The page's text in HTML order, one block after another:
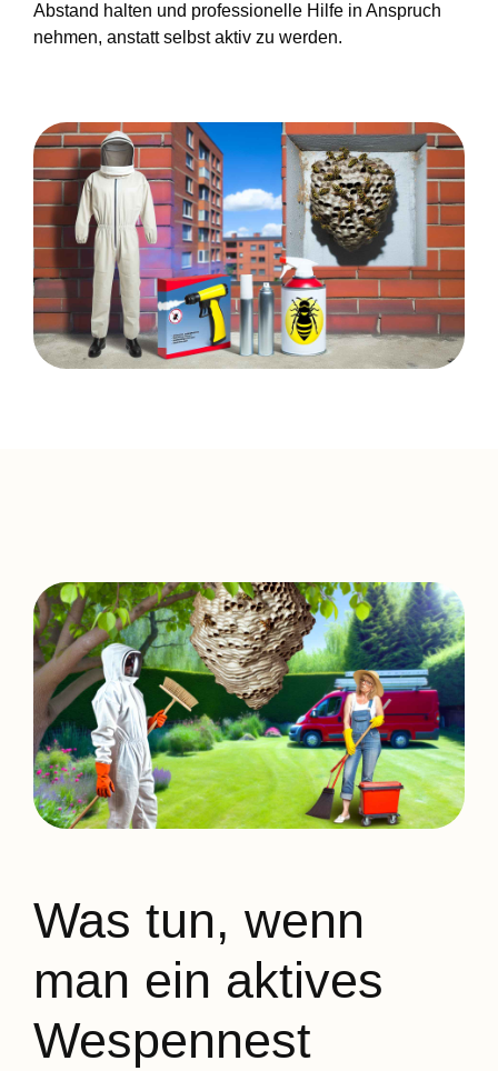
Abstand halten und professionelle Hilfe in Anspruch
nehmen, anstatt selbst aktiv zu werden.
Was tun, wenn
man ein aktives
Wespennest